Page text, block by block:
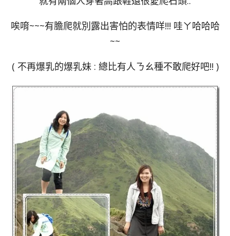
唉唷~~~有膽爬就別露出害怕的表情咩!!! 哇ㄚ哈哈哈
~~
( 不再爆乳的爆乳妹 : 總比有人ㄋㄠ種不敢爬好吧!! )